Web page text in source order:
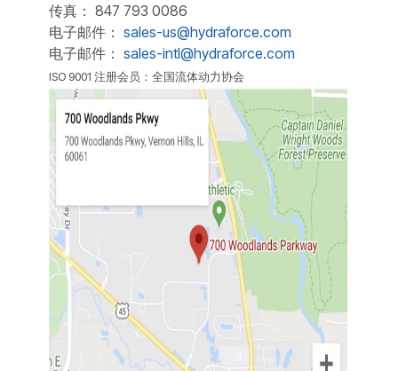
传真： 847 793 0086
电子邮件： sales-us@hydraforce.com
电子邮件： sales-intl@hydraforce.com
ISO 9001 注册会员：全国流体动力协会